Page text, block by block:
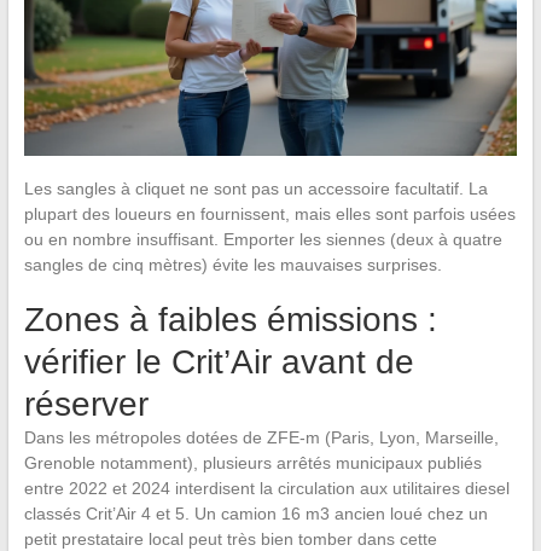
Les sangles à cliquet ne sont pas un accessoire facultatif. La
plupart des loueurs en fournissent, mais elles sont parfois usées
ou en nombre insuffisant. Emporter les siennes (deux à quatre
sangles de cinq mètres) évite les mauvaises surprises.
Zones à faibles émissions :
vérifier le Crit’Air avant de
réserver
Dans les métropoles dotées de ZFE-m (Paris, Lyon, Marseille,
Grenoble notamment), plusieurs arrêtés municipaux publiés
entre 2022 et 2024 interdisent la circulation aux utilitaires diesel
classés Crit’Air 4 et 5. Un camion 16 m3 ancien loué chez un
petit prestataire local peut très bien tomber dans cette